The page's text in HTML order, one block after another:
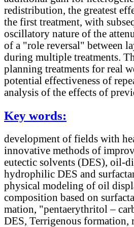
redistribution, the greatest
the first treatment, with
oscillatory nature of the
of a "role reversal" between
during multiple treatments.
planning treatments for real
potential effectiveness of
analysis of the effects of
Key words:
development of fields with
innovative methods of
eutectic solvents (DES), oil-
hydrophilic DES and
physical modeling of oil
composition based on
mation, "pentaerythritol –
DES, Terrigenous formation,